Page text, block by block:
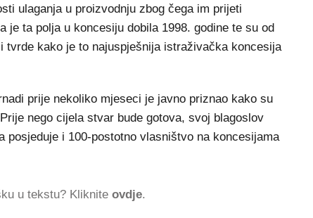
ulaganja u proizvodnju zbog čega im prijeti
je ta polja u koncesiju dobila 1998. godine te su od
kako je to najuspješnija istraživačka koncesija
prije nekoliko mjeseci je javno priznao kako su
nego cijela stvar bude gotova, svoj blagoslov
i 100-postotno vlasništvo na koncesijama
u tekstu? Kliknite ovdje.